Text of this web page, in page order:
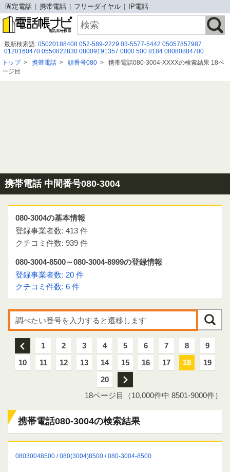
固定電話 携帯電話 フリーダイヤル IP電話
最新検索語: 05020188408 052-589-2229 03-5577-5442 05057857987
0120160470 0550822830 08009191357 0800 500 8184 08080884700
08083075528 08020590999 05052920497 08020590921
0800 808 0866
08019252857 05054975029 070-3155-3027 ０３６１６１０２７９
05031256371
トップ> 携帯電話 > 頭番号080 > 携帯電話080-3004-XXXXの検索結果 18ペ
ージ目
携帯電話 中間番号080-3004
080-3004の基本情報
登録事業者数: 413 件
クチコミ件数: 939 件
080-3004-8500～080-3004-8999の登録情報
登録事業者数: 20 件
クチコミ件数: 6 件
前 1 2 3 4 5 6 7 8
9
10
11 12 13 14 15 16 17 18
19
20
次
18ページ目（10,000件中 8501-9000件）
携帯電話080-3004の検索結果
08030048500 / 080(3004)8500 / 080-3004-8500